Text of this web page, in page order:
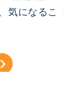
気になるこ